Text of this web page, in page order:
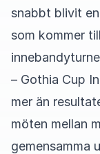
snabbt blivit
som kommer
– Gothia Cup
mer än
möten mellan
gemensamma